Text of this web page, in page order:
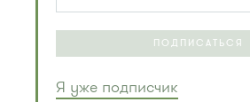
ПОДПИСАТЬСЯ
Я уже подписчик